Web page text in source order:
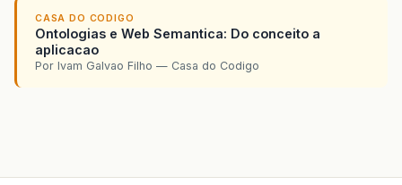
CASA DO CODIGO
Ontologias e Web Semantica: Do conceito a
aplicacao
Por Ivam Galvao Filho — Casa do Codigo